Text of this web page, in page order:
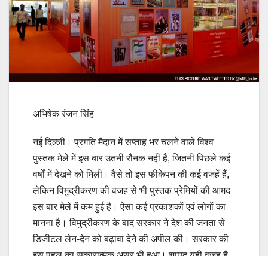
अभिषेक रंजन सिंह
नई दिल्ली। प्रगति मैदान में सप्ताह भर चलने वाले विश्व
पुस्तक मेले में इस बार उतनी रौनक नहीं है, जितनी पिछले कई
वर्षों में देखने को मिली। वैसे तो इस फीकेपन की कई वजहें हैं,
लेकिन विमुद्रीकरण की वजह से भी पुस्तक प्रेमियों की आमद
इस बार मेले में कम हुई है। ऐसा कई प्रकाशकों एवं लोगों का
मानना है। विमुद्रीकरण के बाद सरकार ने देश की जनता से
डिजीटल लेन-देन को बढ़ावा देने की अपील की। सरकार की